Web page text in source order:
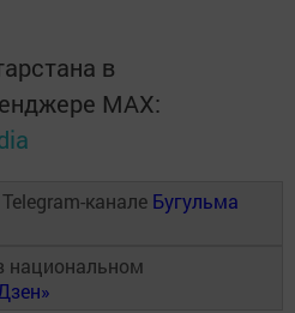
в
MАХ:
канале Бугульма
национальном